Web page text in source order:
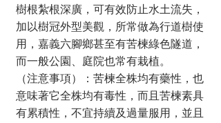
樹根紮根深廣，可有效防止水土流失，
加以樹冠外型美觀，所常做為行道樹使
用，嘉義六腳鄉甚至有苦楝綠色隧道，
而一般公園、庭院也常有栽植。
​（注意事項）：苦楝全株均有藥性，也
意味著它全株均有毒性，而且苦楝素具
有累積性，不宜持續及過量服用，並且